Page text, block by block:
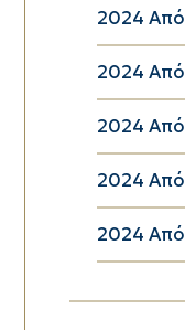
2024
2024
2024
2024
2024